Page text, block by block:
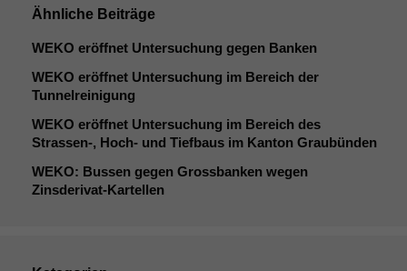
Ähnliche Beiträge
WEKO eröffnet Untersuchung gegen Banken
WEKO eröffnet Untersuchung im Bereich der
Tunnelreinigung
WEKO eröffnet Untersuchung im Bereich des
Strassen‑, Hoch- und Tiefbaus im Kanton Graubünden
WEKO: Bussen gegen Grossbanken wegen
Zinsderivat-Kartellen